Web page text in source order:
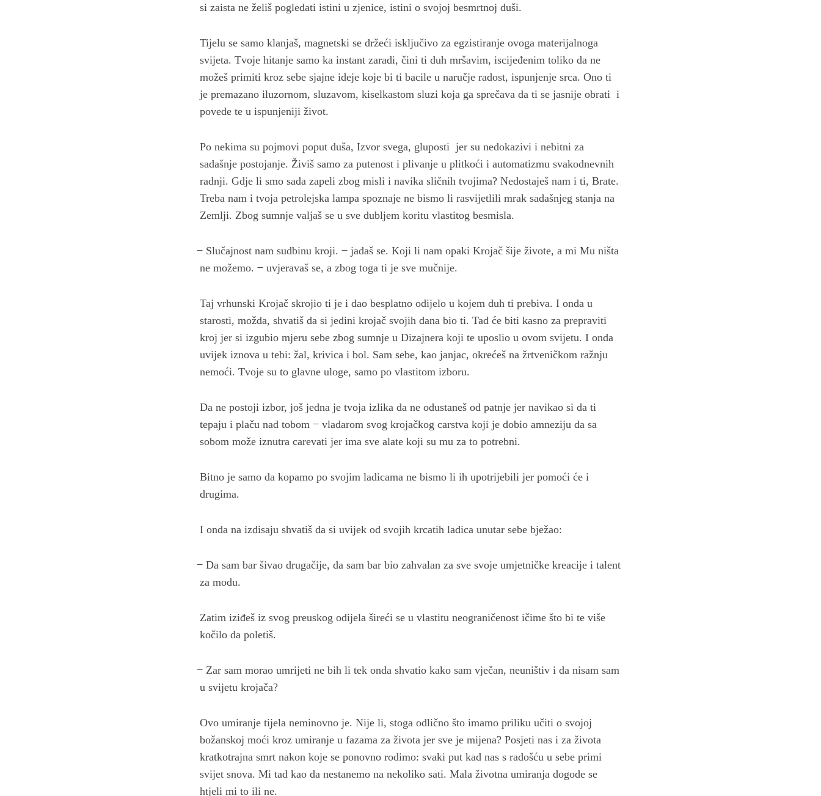
si zaista ne želiš pogledati istini u zjenice, istini o svojoj besmrtnoj duši.
Tijelu se samo klanjaš, magnetski se držeći isključivo za egzistiranje ovoga materijalnoga
svijeta. Tvoje hitanje samo ka instant zaradi, čini ti duh mršavim, iscijeđenim toliko da ne
možeš primiti kroz sebe sjajne ideje koje bi ti bacile u naručje radost, ispunjenje srca. Ono ti
je premazano iluzornom, sluzavom, kiselkastom sluzi koja ga sprečava da ti se jasnije obrati i
povede te u ispunjeniji život.
Po nekima su pojmovi poput duša, Izvor svega, gluposti jer su nedokazivi i nebitni za
sadašnje postojanje. Živiš samo za putenost i plivanje u plitkoći i automatizmu svakodnevnih
radnji. Gdje li smo sada zapeli zbog misli i navika sličnih tvojima? Nedostaješ nam i ti, Brate.
Treba nam i tvoja petrolejska lampa spoznaje ne bismo li rasvijetlili mrak sadašnjeg stanja na
Zemlji. Zbog sumnje valjaš se u sve dubljem koritu vlastitog besmisla.
̶ Slučajnost nam sudbinu kroji. ̶ jadaš se. Koji li nam opaki Krojač šije živote, a mi Mu ništa
ne možemo. ̶ uvjeravaš se, a zbog toga ti je sve mučnije.
Taj vrhunski Krojač skrojio ti je i dao besplatno odijelo u kojem duh ti prebiva. I onda u
starosti, možda, shvatiš da si jedini krojač svojih dana bio ti. Tad će biti kasno za prepraviti
kroj jer si izgubio mjeru sebe zbog sumnje u Dizajnera koji te uposlio u ovom svijetu. I onda
uvijek iznova u tebi: žal, krivica i bol. Sam sebe, kao janjac, okrećeš na žrtveničkom ražnju
nemoći. Tvoje su to glavne uloge, samo po vlastitom izboru.
Da ne postoji izbor, još jedna je tvoja izlika da ne odustaneš od patnje jer navikao si da ti
tepaju i plaču nad tobom ̶ vladarom svog krojačkog carstva koji je dobio amneziju da sa
sobom može iznutra carevati jer ima sve alate koji su mu za to potrebni.
Bitno je samo da kopamo po svojim ladicama ne bismo li ih upotrijebili jer pomoći će i
drugima.
I onda na izdisaju shvatiš da si uvijek od svojih krcatih ladica unutar sebe bježao:
̶ Da sam bar šivao drugačije, da sam bar bio zahvalan za sve svoje umjetničke kreacije i talent
za modu.
Zatim iziđeš iz svog preuskog odijela šireći se u vlastitu neograničenost ičime što bi te više
kočilo da poletiš.
̶ Zar sam morao umrijeti ne bih li tek onda shvatio kako sam vječan, neuništiv i da nisam sam
u svijetu krojača?
Ovo umiranje tijela neminovno je. Nije li, stoga odlično što imamo priliku učiti o svojoj
božanskoj moći kroz umiranje u fazama za života jer sve je mijena? Posjeti nas i za života
kratkotrajna smrt nakon koje se ponovno rodimo: svaki put kad nas s radošću u sebe primi
svijet snova. Mi tad kao da nestanemo na nekoliko sati. Mala životna umiranja dogode se
htjeli mi to ili ne.